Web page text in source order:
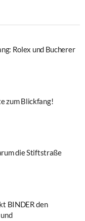
Rolex und Bucherer
zum Blickfang!
die Stiftstraße
BINDER den